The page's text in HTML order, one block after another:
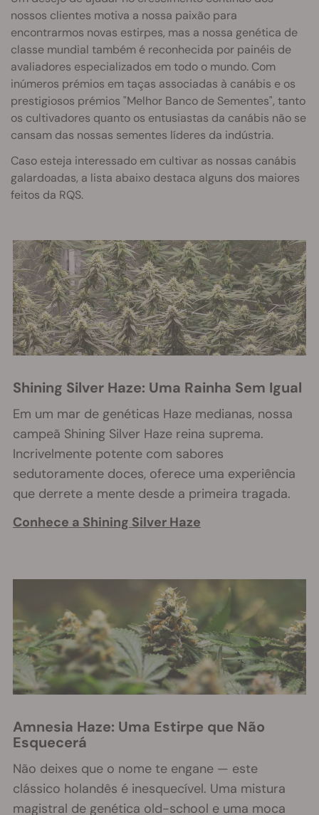
nossos clientes motiva a nossa paixão para
encontrarmos novas estirpes, mas a nossa genética de
classe mundial também é reconhecida por painéis de
avaliadores especializados em todo o mundo. Com
inúmeros prémios em taças associadas à canábis e os
prestigiosos prémios "Melhor Banco de Sementes", tanto
os cultivadores quanto os entusiastas da canábis não se
cansam das nossas sementes líderes da indústria.
Caso esteja interessado em cultivar as nossas canábis
galardoadas, a lista abaixo destaca alguns dos maiores
feitos da RQS.
Shining Silver Haze: Uma Rainha Sem Igual
Em um mar de genéticas Haze medianas, nossa
campeã Shining Silver Haze reina suprema.
Incrivelmente potente com sabores
sedutoramente doces, oferece uma experiência
que derrete a mente desde a primeira tragada.
Conhece a Shining Silver Haze
Amnesia Haze: Uma Estirpe que Não
Esquecerá
Não deixes que o nome te engane — este
clássico holandês é inesquecível. Uma mistura
magistral de genética old-school e uma moca